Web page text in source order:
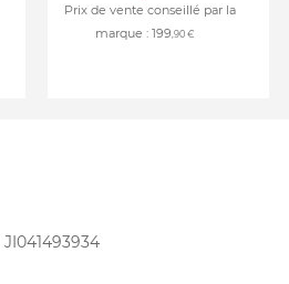
Prix de vente conseillé par la
marque : 199 ,90 €
JI041493934